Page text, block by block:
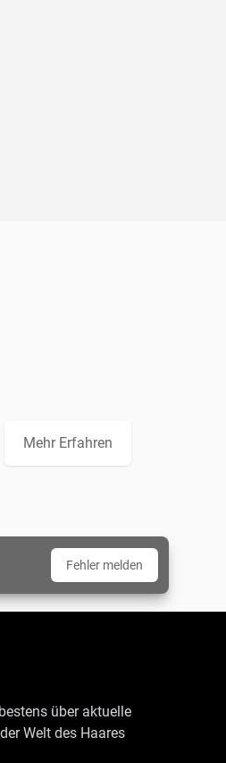
Mehr Erfahren
Fehler melden
über aktuelle
Welt des Haares